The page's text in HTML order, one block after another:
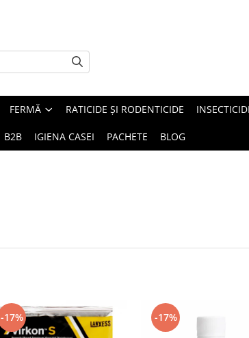
FERMĂ RATICIDE ȘI RODENTICIDE
B2B IGIENA CASEI PACHETE BLOG
-17% -17%